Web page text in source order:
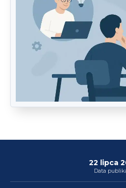
22 lipca
Data